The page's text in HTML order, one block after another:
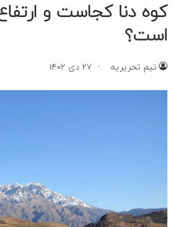
کوه دنا کجاست و
است؟
تیم تحریریه ۲۷ دی ۱۴۰۲